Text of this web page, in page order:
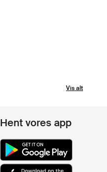
Vis alt
Hent vores app